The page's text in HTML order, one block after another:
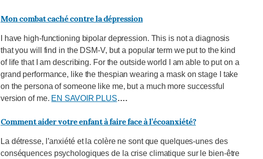
Mon combat caché contre la dépression
I have high-functioning bipolar depression. This is not a diagnosis
that you will find in the DSM-V, but a popular term we put to the kind
of life that I am describing. For the outside world I am able to put on a
grand performance, like the thespian wearing a mask on stage I take
on the persona of someone like me, but a much more successful
version of me. EN SAVOIR PLUS….
Comment aider votre enfant à faire face à l’écoanxiété?
La détresse, l’anxiété et la colère ne sont que quelques-unes des
conséquences psychologiques de la crise climatique sur le bien-être